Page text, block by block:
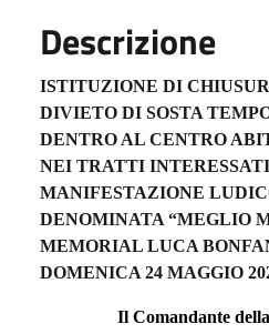
Descrizione
ISTITUZIONE DI
DIVIETO DI SOSTA
DENTRO AL CENTRO
NEI TRATTI
MANIFESTAZIONE
DENOMINATA “MEGLIO
MEMORIAL LUCA
DOMENICA 24 MAGGIO
Il Comandante